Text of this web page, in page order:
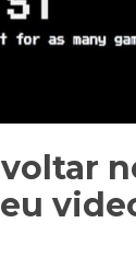
voltar